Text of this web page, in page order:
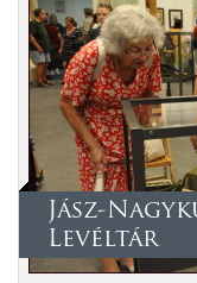
Jász-
Levéltár